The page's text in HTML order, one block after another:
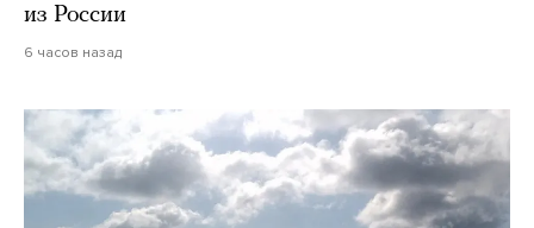
из России
6 часов назад